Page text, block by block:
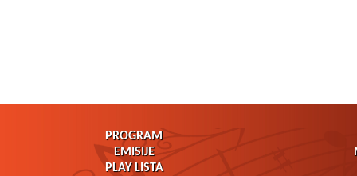
PROGRAM
EMISIJE
PLAY LISTA